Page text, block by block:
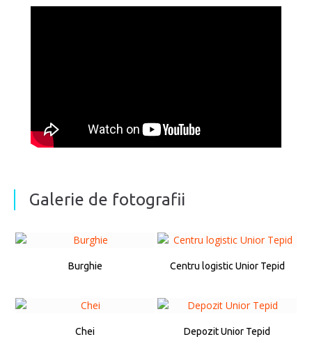
Galerie de fotografii
Burghie Centru logistic Unior Tepid
Chei Depozit Unior Tepid